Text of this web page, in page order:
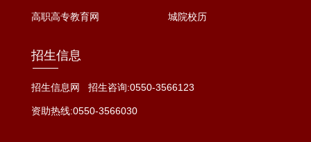
高职高专教育网 城院校历
招生信息
招生信息网 招生咨询:0550-3566123
资助热线:0550-3566030